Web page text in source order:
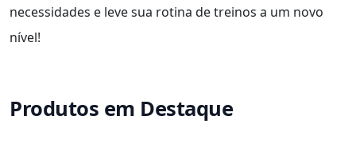
necessidades e leve sua rotina de treinos a um novo
nível!
Produtos em Destaque